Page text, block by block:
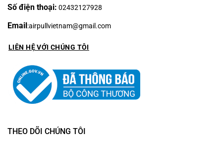
Số điện thoại: 02432127928
Email:airpullvietnam@gmail.com
LIÊN HỆ VỚI CHÚNG TÔI
THEO DÕI CHÚNG TÔI